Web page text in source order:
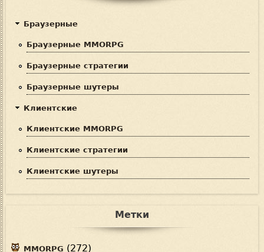
Браузерные
Браузерные MMORPG
Браузерные стратегии
Браузерные шутеры
Клиентские
Клиентские MMORPG
Клиентские стратегии
Клиентские шутеры
Метки
MMORPG (272)